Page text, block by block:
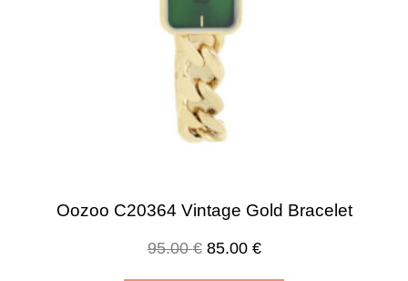
Oozoo C20364 Vintage Gold Bracelet
95.00€ 85.00 €